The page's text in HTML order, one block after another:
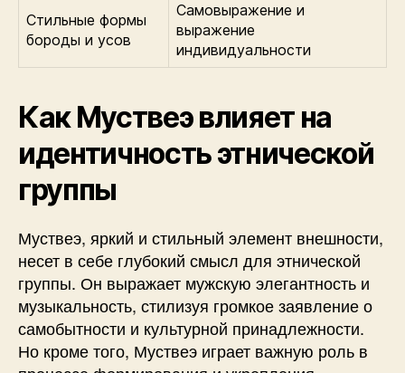
Стильные формы
бороды и усов
Самовыражение и
выражение
индивидуальности
Как Муствеэ влияет на
идентичность этнической
группы
Муствеэ, яркий и стильный элемент внешности,
несет в себе глубокий смысл для этнической
группы. Он выражает мужскую элегантность и
музыкальность, стилизуя громкое заявление о
самобытности и культурной принадлежности.
Но кроме того, Муствеэ играет важную роль в